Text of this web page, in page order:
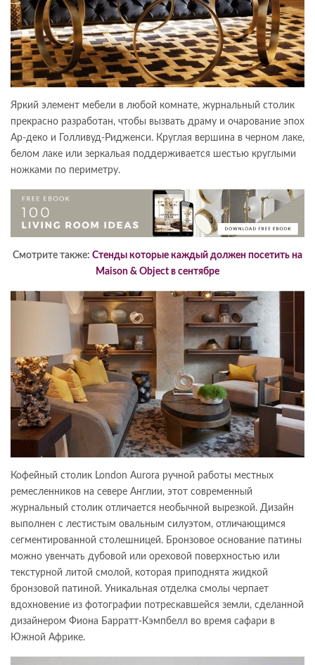
Яркий элемент мебели в любой комнате, журнальный столик
прекрасно разработан, чтобы вызвать драму и очарование эпох
Ар-деко и Голливуд-Ридженси. Круглая вершина в черном лаке,
белом лаке или зеркальая поддерживается шестью круглыми
ножками по периметру.
Смотрите также: Стенды которые каждый должен посетить на
Maison & Object в сентябре
Кофейный столик London Aurora ручной работы местных
ремесленников на севере Англии, этот современный
журнальный столик отличается необычной вырезкой. Дизайн
выполнен с лестистым овальным силуэтом, отличающимся
сегментированной столешницей. Бронзовое основание патины
можно увенчать дубовой или ореховой поверхностью или
текстурной литой смолой, которая приподнята жидкой
бронзовой патиной. Уникальная отделка смолы черпает
вдохновение из фотографии потрескавшейся земли, сделанной
дизайнером Фиона Барратт-Кэмпбелл во время сафари в
Южной Африке.